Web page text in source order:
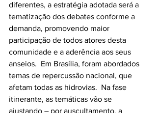
diferentes, a estratégia adotada será a
tematização dos debates conforme a
demanda, promovendo maior
participação de todos atores desta
comunidade e a aderência aos seus
anseios.  Em Brasília, foram abordados
temas de repercussão nacional, que
afetam todas as hidrovias.  Na fase
itinerante, as temáticas vão se
ajustando – por auscultamento, a